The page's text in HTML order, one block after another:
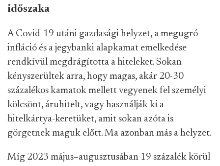
időszaka
A Covid-19 utáni gazdasági helyzet, a megugró
infláció és a jegybanki alapkamat emelkedése
rendkívül megdrágította a hiteleket. Sokan
kényszerültek arra, hogy magas, akár 20-30
százalékos kamatok mellett vegyenek fel személyi
kölcsönt, áruhitelt, vagy használják ki a
hitelkártya-keretüket, amit sokan azóta is
görgetnek maguk előtt. Ma azonban más a helyzet.
Míg 2023 május–augusztusában 19 százalék körül